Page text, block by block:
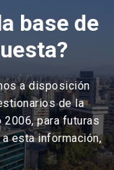
base de
a disposición
de la
2006, para futuras
esta información,